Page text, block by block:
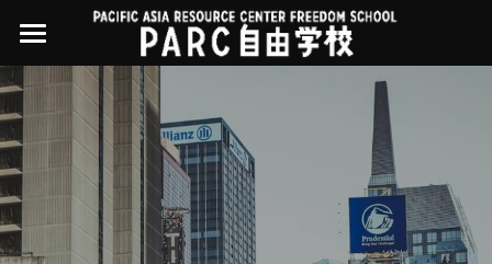
PARC自由学校
講座一覧
01オンライン講座：テック・ジャスティス
02オンライン講座：「自由と平等」の国の
帝国主義
過去の講座
公開中の過去講座
お問い合わせ・アクセス
ストアカテゴリー
すべてのカテゴリー
11世界ニュース
10武藤一羊の英文精読